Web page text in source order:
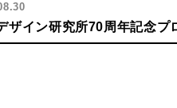
ザイン研究所70周年記念プ